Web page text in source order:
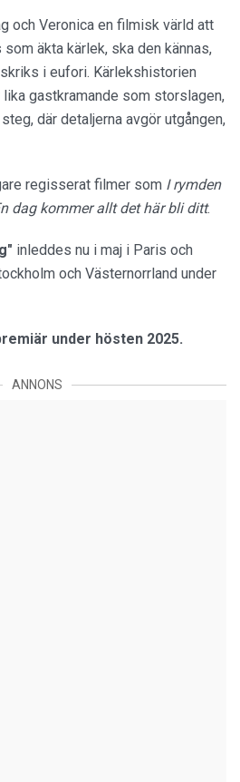
och Veronica en filmisk värld att
äkta kärlek, ska den kännas,
i eufori. Kärlekshistorien
gastkramande som storslagen,
där detaljerna avgör utgången,
regisserat filmer som I rymden
dag kommer allt det här bli ditt.
inleddes nu i maj i Paris och
och Västernorrland under
under hösten 2025.
ANNONS